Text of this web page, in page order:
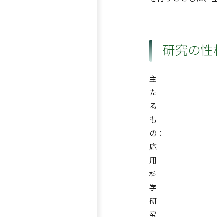
研究の性
主
た
る
も
の：
応
用
科
学
研
究